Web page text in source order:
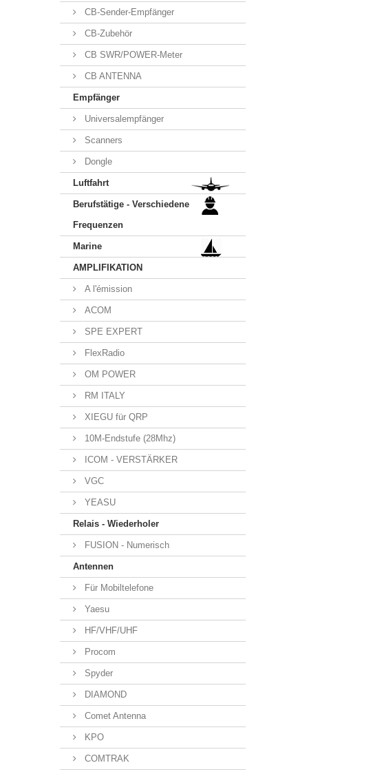
CB-Sender-Empfänger
CB-Zubehör
CB SWR/POWER-Meter
CB ANTENNA
Empfänger
Universalempfänger
Scanners
Dongle
Luftfahrt
Berufstätige - Verschiedene
Frequenzen
Marine
AMPLIFIKATION
A l'émission
ACOM
SPE EXPERT
FlexRadio
OM POWER
RM ITALY
XIEGU für QRP
10M-Endstufe (28Mhz)
ICOM - VERSTÄRKER
VGC
YEASU
Relais - Wiederholer
FUSION - Numerisch
Antennen
Für Mobiltelefone
Yaesu
HF/VHF/UHF
Procom
Spyder
DIAMOND
Comet Antenna
KPO
COMTRAK